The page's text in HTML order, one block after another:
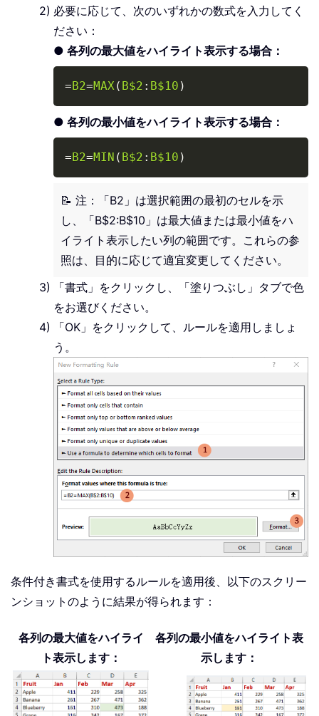
必要に応じて、次のいずれかの数式を入力してく
ださい：
● 各列の最大値をハイライト表示する場合：
= B2=MAX( B$2 : B$10 )
● 各列の最小値をハイライト表示する場合：
= B2=MIN ( B$2 : B$10 )
📝 注：「B2」は選択範囲の最初のセルを示
し、「B$2:B$10」は最大値または最小値をハ
イライト表示したい列の範囲です。これらの参
照は、目的に応じて適宜変更してください。
「書式」をクリックし、「塗りつぶし」タブで色
をお選びください。
「OK」をクリックして、ルールを適用しましょ
う。
条件付き書式を使用するルールを適用後、以下のスクリー
ンショットのように結果が得られます：
各列の最大値をハイライ
ト表示します：
各列の最小値をハイライト表
示します：